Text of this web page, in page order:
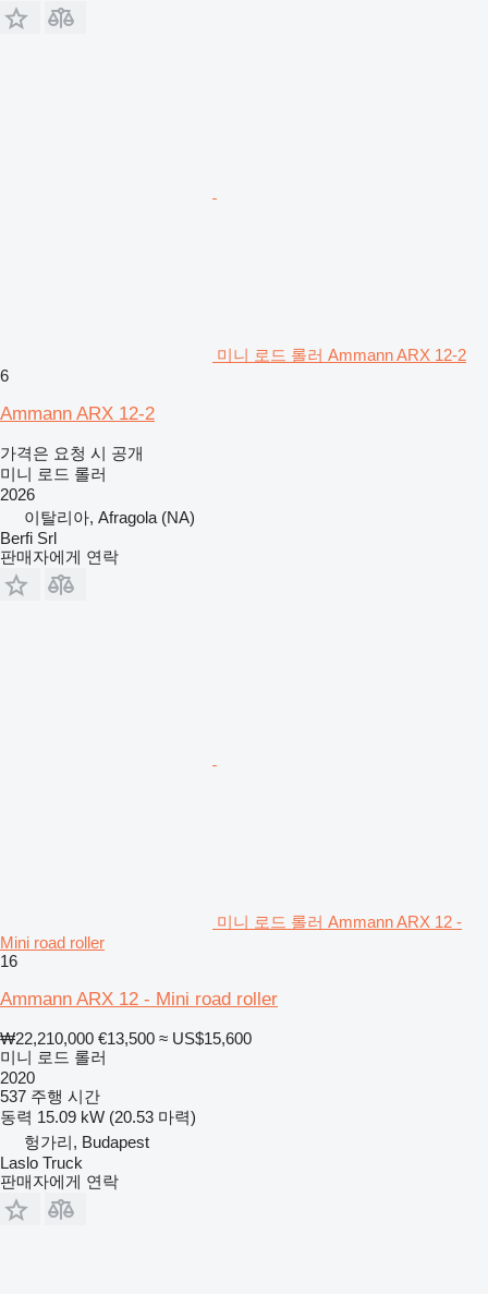
미니 로드 롤러 Ammann ARX 12-2
6
Ammann ARX 12-2
가격은 요청 시 공개
미니 로드 롤러
2026
이탈리아, Afragola (NA)
Berfi Srl
판매자에게 연락
미니 로드 롤러 Ammann ARX 12 -
Mini road roller
16
Ammann ARX 12 - Mini road roller
₩22,210,000 €13,500 ≈ US$15,600
미니 로드 롤러
2020
537 주행 시간
동력 15.09 kW (20.53 마력)
헝가리, Budapest
Laslo Truck
판매자에게 연락